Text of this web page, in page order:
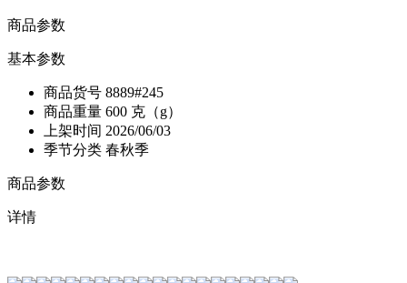
商品参数
基本参数
商品货号 8889#245
商品重量 600 克（g）
上架时间 2026/06/03
季节分类 春秋季
商品参数
详情